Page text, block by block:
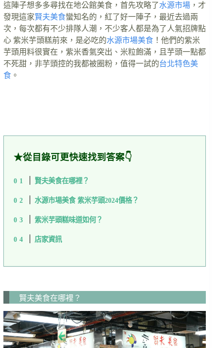
這陣子想多多尋找在地公館美食，首先攻略了水源市場 ，才
發現這家賢夫美食蠻知名的，紅了好一陣子，最近去過兩
次，每次都有不少排隊人潮，不少客人都是為了人氣招牌點
心 紫米芋頭糕前來，是必吃的水源市場美食 ！他們的紫米
芋頭用料很實在，紫米香氣突出、米粒飽滿，且芋頭一點都
不死甜，非芋頭控的我都被圈粉，值得一試的台北特色美
食 。
★從目錄可更快速找到答案👇
賢夫美食在哪裡？
水源市場美食 紫米芋頭2024價格？
紫米芋頭糕味道如何？
店家資訊
賢夫美食在哪裡？